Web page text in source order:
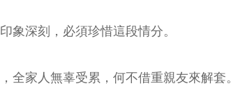
象深刻，必須珍惜這段情分。
全家人無辜受累，何不借重親友來解套。